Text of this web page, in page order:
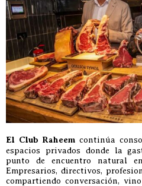
El Club Raheem continúa
espacios privados donde la
punto de encuentro natural
Empresarios, directivos,
compartiendo conversación,